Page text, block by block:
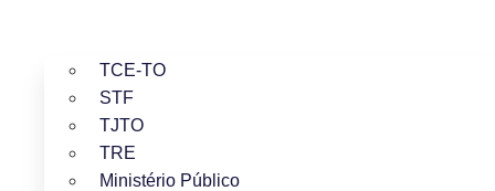
TCE-TO
STF
TJTO
TRE
Ministério Público